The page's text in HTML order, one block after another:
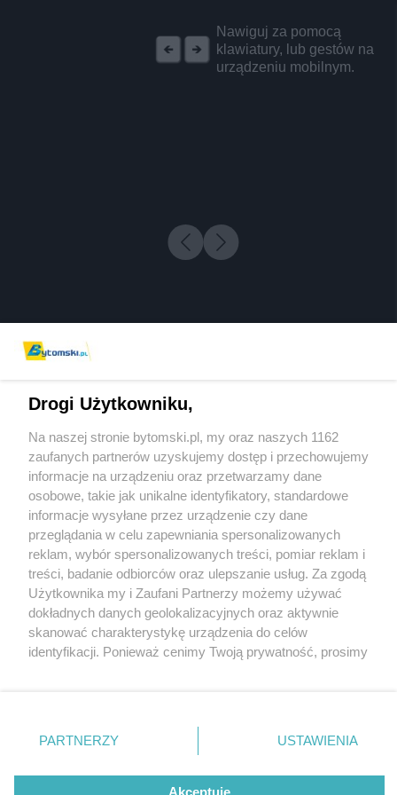
Nawiguj za pomocą
klawiatury, lub gestów na
urządzeniu mobilnym.
1 / 0
Wydawca mediów lokalnych
Nie zapomnij
zapoznać się z:
polityką prywatności regulamin korzystania z portali
Twojemiasto
Piekary Śląskie
Chorzów
Tarnowskie Góry
Gliwice
Skontakuj sięz nami
Kontakt
Wydawca
Pogoda
Drogi Użytkowniku,
Na naszej stronie bytomski.pl, my oraz naszych 1162
zaufanych partnerów uzyskujemy dostęp i przechowujemy
informacje na urządzeniu oraz przetwarzamy dane
osobowe, takie jak unikalne identyfikatory, standardowe
informacje wysyłane przez urządzenie czy dane
przeglądania w celu zapewniania spersonalizowanych
reklam, wybór spersonalizowanych treści, pomiar reklam i
treści, badanie odbiorców oraz ulepszanie usług. Za zgodą
Użytkownika my i Zaufani Partnerzy możemy używać
dokładnych danych geolokalizacyjnych oraz aktywnie
skanować charakterystykę urządzenia do celów
identyfikacji. Ponieważ cenimy Twoją prywatność, prosimy
prywatności znajdujący się w lewym dolnym rogu strony
. Niektóre rodzaje przetwarzania danych nie wymagają
zgody użytkownika, ale masz prawo sprzeciwić się
takiemu przetwarzaniu. Preferencje będą miały
PARTNERZY USTAWIENIA
Akceptuję